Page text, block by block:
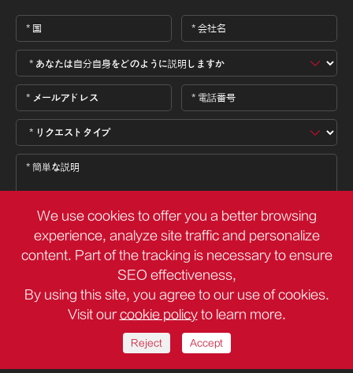
著作権 ©Deli Group Co.,Ltd.すべての権利が予約されています。
サイトマップ
プライバシーポリシー
We use cookies to offer you a better browsing
experience, analyze site traffic and personalize
content. Part of the tracking is necessary to ensure
SEO effectiveness,
By using this site, you agree to our use of cookies.
Visit our cookie policyto learn more.
Reject Accept